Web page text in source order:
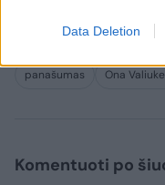
Data Deletion
panašumas Ona
Komentuoti po